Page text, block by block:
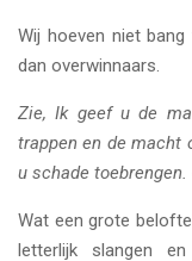
Wij hoeven niet
dan overwinnaars.
Zie, Ik geef u de
trappen en de macht
u schade toebrengen.
Wat een grote
letterlijk slangen